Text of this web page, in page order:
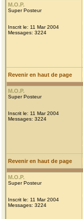
M.O.P.
Super Posteur
Inscrit le: 11 Mar 2004
Messages: 3224
Revenir en haut de page
M.O.P.
Super Posteur
Inscrit le: 11 Mar 2004
Messages: 3224
Revenir en haut de page
M.O.P.
Super Posteur
Inscrit le: 11 Mar 2004
Messages: 3224